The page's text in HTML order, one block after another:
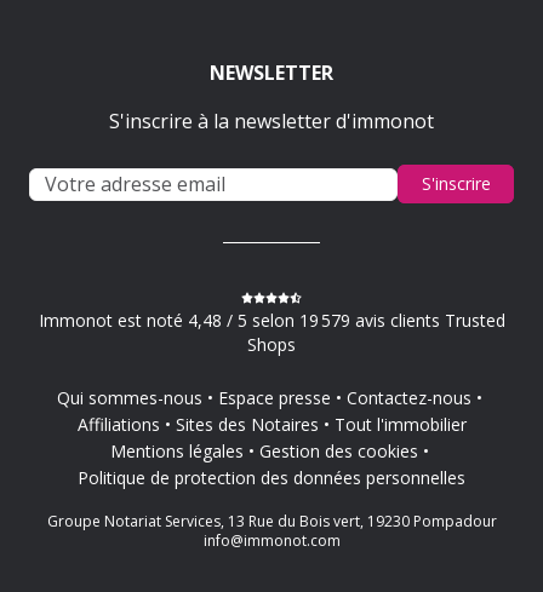
NEWSLETTER
S'inscrire à la newsletter d'immonot
S'inscrire
Immonot est noté 4,48 / 5 selon 19 579 avis clients Trusted
Shops
Qui sommes-nous Espace presse
Contactez-nous
Affiliations
Sites des Notaires
Tout l'immobilier
Mentions légales
Gestion des cookies
Politique de protection des données personnelles
Groupe Notariat Services, 13 Rue du Bois vert, 19230 Pompadour
info@immonot.com